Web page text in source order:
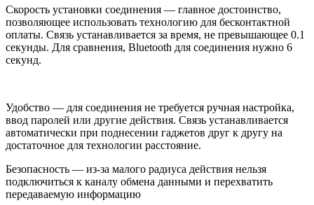
Скорость установки соединения — главное достоинство,
позволяющее использовать технологию для бесконтактной
оплаты. Связь устанавливается за время, не превышающее 0.1
секунды. Для сравнения, Bluetooth для соединения нужно 6
секунд.
Удобство — для соединения не требуется ручная настройка,
ввод паролей или другие действия. Связь устанавливается
автоматически при поднесении гаджетов друг к другу на
достаточное для технологии расстояние.
Безопасность — из-за малого радиуса действия нельзя
подключиться к каналу обмена данными и перехватить
передаваемую информацию